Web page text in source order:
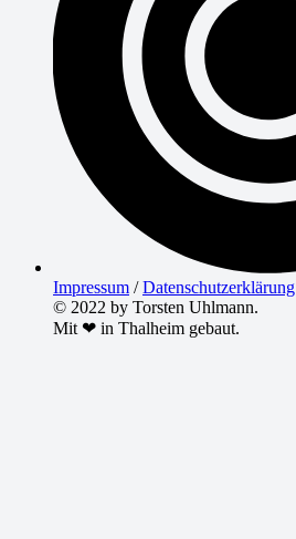
Impressum /Datenschutzerklärung
© 2022 by Torsten Uhlmann.
Mit ❤ in Thalheim gebaut.